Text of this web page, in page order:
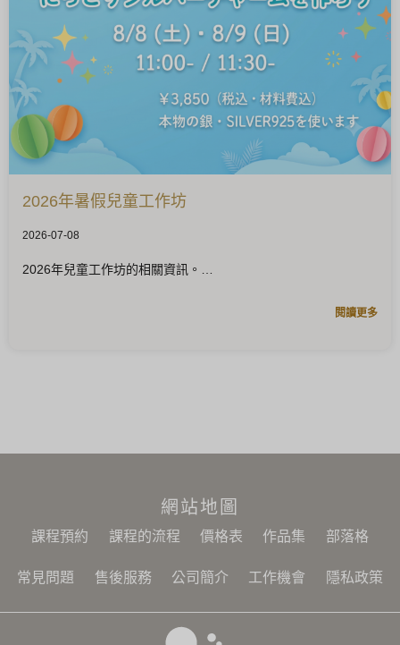
2026年暑假兒童工作坊
2026-07-08
2026年兒童工作坊的相關資訊。
閱讀更多
網站地圖
課程預約 課程的流程 價格表 作品集 部落格
常見問題 售後服務 公司簡介 工作機會 隱私政策